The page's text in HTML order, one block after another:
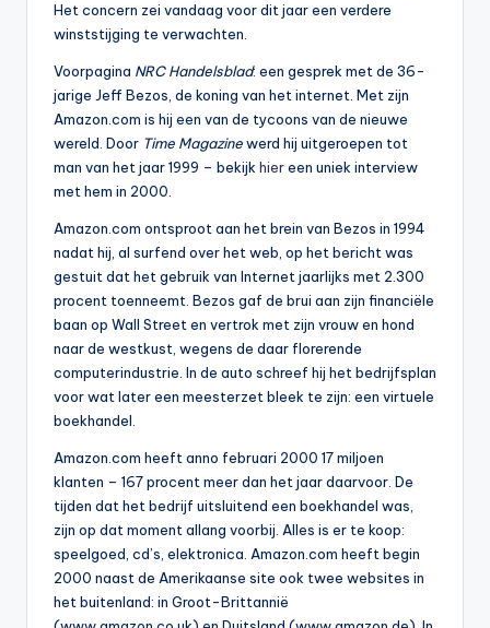
Het concern zei vandaag voor dit jaar een verdere
winststijging te verwachten.
Voorpagina NRC Handelsblad: een gesprek met de 36-
jarige Jeff Bezos, de koning van het internet. Met zijn
Amazon.com is hij een van de tycoons van de nieuwe
wereld. Door Time Magazinewerd hij uitgeroepen tot
man van het jaar 1999 – bekijk hiereen uniek interview
met hem in 2000.
Amazon.com ontsproot aan het brein van Bezos in 1994
nadat hij, al surfend over het web, op het bericht was
gestuit dat het gebruik van Internet jaarlijks met 2.300
procent toenneemt. Bezos gaf de brui aan zijn financiële
baan op Wall Street en vertrok met zijn vrouw en hond
naar de westkust, wegens de daar florerende
computerindustrie. In de auto schreef hij het bedrijfsplan
voor wat later een meesterzet bleek te zijn: een virtuele
boekhandel.
Amazon.com heeft anno februari 2000 17 miljoen
klanten – 167 procent meer dan het jaar daarvoor. De
tijden dat het bedrijf uitsluitend een boekhandel was,
zijn op dat moment allang voorbij. Alles is er te koop:
speelgoed, cd’s, elektronica. Amazon.com heeft begin
2000 naast de Amerikaanse site ook twee websites in
het buitenland: in Groot-Brittannië